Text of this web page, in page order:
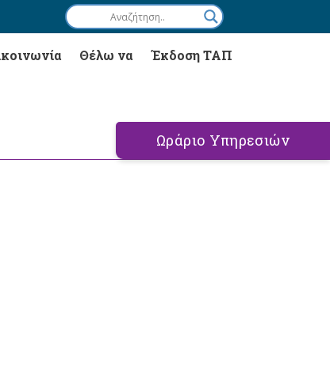
Θέλω να Έκδοση ΤΑΠ
Ωράριο Υπηρεσιών